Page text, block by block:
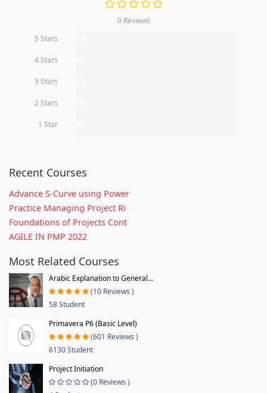
0 Reviews
5 Stars
4 Stars
3 Stars
2 Stars
1 Star
Recent Courses
Advance S-Curve using Power
Practice Managing Project Ri
Foundations of Projects Cont
AGILE IN PMP 2022
Most Related Courses
Arabic Explanation to General...
(10 Reviews )
58 Student
Primavera P6 (Basic Level)
(601 Reviews )
6130 Student
Project Initiation
(0 Reviews )